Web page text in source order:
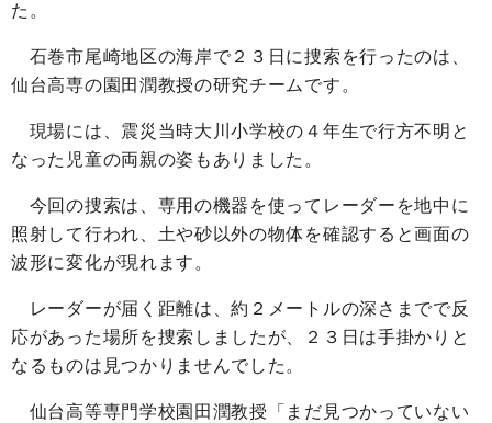
た。
石巻市尾崎地区の海岸で２３日に捜索を行ったのは、
仙台高専の園田潤教授の研究チームです。
現場には、震災当時大川小学校の４年生で行方不明と
なった児童の両親の姿もありました。
今回の捜索は、専用の機器を使ってレーダーを地中に
照射して行われ、土や砂以外の物体を確認すると画面の
波形に変化が現れます。
レーダーが届く距離は、約２メートルの深さまでで反
応があった場所を捜索しましたが、２３日は手掛かりと
なるものは見つかりませんでした。
仙台高等専門学校園田潤教授「まだ見つかっていない